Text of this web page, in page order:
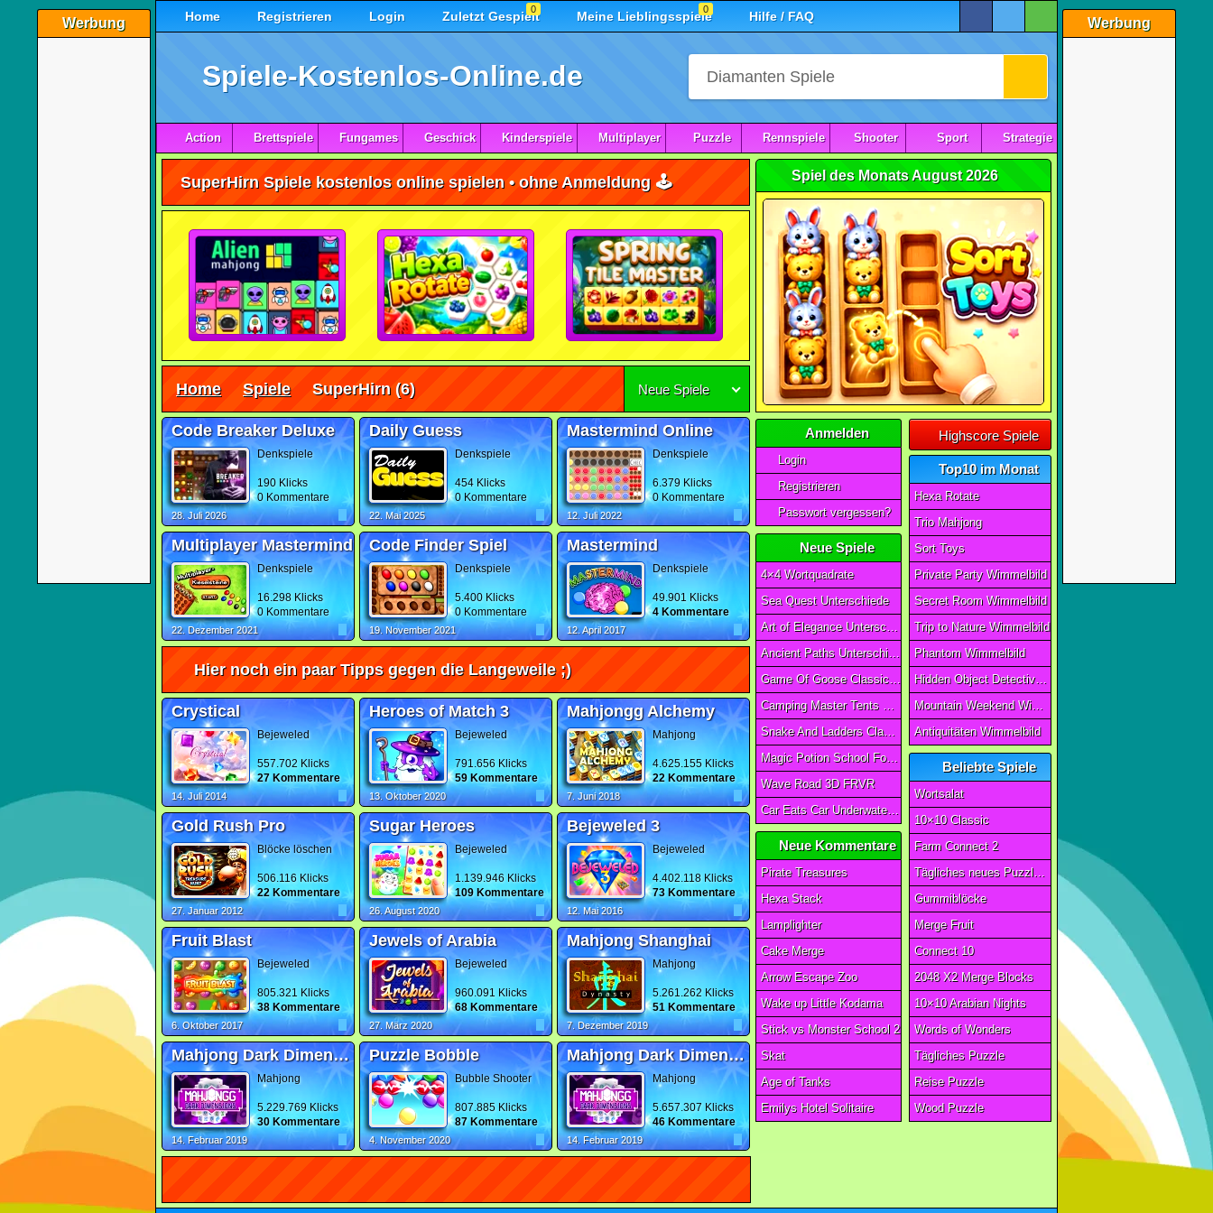
Werbung Werbung
Home Registrieren Login Zuletzt Gespielt
0 Meine Lieblingsspiele
0 Hilfe / FAQ
Spiele-Kostenlos-Online.de
Action Brettspiele Fungames Geschick Kinderspiele Multiplayer Puzzle Rennspiele Shooter Sport Strategie
SuperHirn Spiele kostenlos online spielen • ohne Anmeldung 🕹️
Home Spiele SuperHirn (6) Neue Spiele
Code Breaker Deluxe
Denkspiele
190 Klicks
0 Kommentare
28. Juli 2026
Daily Guess
Denkspiele
454 Klicks
0 Kommentare
22. Mai 2025
Mastermind Online
Denkspiele
6.379 Klicks
0 Kommentare
12. Juli 2022
Multiplayer Mastermind
Denkspiele
16.298 Klicks
0 Kommentare
22. Dezember 2021
Code Finder Spiel
Denkspiele
5.400 Klicks
0 Kommentare
19. November 2021
Mastermind
Denkspiele
49.901 Klicks
4 Kommentare
12. April 2017
Hier noch ein paar Tipps gegen die Langeweile ;)
Crystical
Bejeweled
557.702 Klicks
27 Kommentare
14. Juli 2014
Heroes of Match 3
Bejeweled
791.656 Klicks
59 Kommentare
13. Oktober 2020
Mahjongg Alchemy
Mahjong
4.625.155 Klicks
22 Kommentare
7. Juni 2018
Gold Rush Pro
Blöcke löschen
506.116 Klicks
22 Kommentare
27. Januar 2012
Sugar Heroes
Bejeweled
1.139.946 Klicks
109 Kommentare
26. August 2020
Bejeweled 3
Bejeweled
4.402.118 Klicks
73 Kommentare
12. Mai 2016
Fruit Blast
Bejeweled
805.321 Klicks
38 Kommentare
6. Oktober 2017
Jewels of Arabia
Bejeweled
960.091 Klicks
68 Kommentare
27. März 2020
Mahjong Shanghai
Mahjong
5.261.262 Klicks
51 Kommentare
7. Dezember 2019
Mahjong Dark Dimensions
Mahjong
5.229.769 Klicks
30 Kommentare
14. Februar 2019
Puzzle Bobble
Bubble Shooter
807.885 Klicks
87 Kommentare
4. November 2020
Mahjong Dark Dimensions Triple Time
Mahjong
5.657.307 Klicks
46 Kommentare
14. Februar 2019
Spiel des Monats August 2026
Anmelden
Login
Registrieren
Passwort vergessen?
Neue Spiele
4×4 Wortquadrate
Sea Quest Unterschiede
Art of Elegance Unterschiede
Ancient Paths Unterschiede
Game Of Goose Classic Edition
Camping Master Tents & Trees
Snake And Ladders Classic
Magic Potion School For Witch
Wave Road 3D FRVR
Car Eats Car Underwater Adventure FRVR
Neue Kommentare
Pirate Treasures
Hexa Stack
Lamplighter
Cake Merge
Arrow Escape Zoo
Wake up Little Kodama
Stick vs Monster School 2
Skat
Age of Tanks
Emilys Hotel Solitaire
Highscore Spiele
Top10 im Monat
Hexa Rotate
Trio Mahjong
Sort Toys
Private Party Wimmelbild
Secret Room Wimmelbild
Trip to Nature Wimmelbild
Phantom Wimmelbild
Hidden Object Detective Story
Mountain Weekend Wimmelbild
Antiquitäten Wimmelbild
Beliebte Spiele
Wortsalat
10×10 Classic
Farm Connect 2
Tägliches neues Puzzlespiel
Gummiblöcke
Merge Fruit
Connect 10
2048 X2 Merge Blocks
10×10 Arabian Nights
Words of Wonders
Tägliches Puzzle
Reise Puzzle
Wood Puzzle